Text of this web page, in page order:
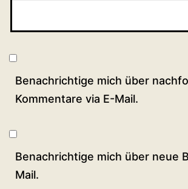
Benachrichtige mich über
Kommentare via E-Mail.
Benachrichtige mich über neue
Mail.